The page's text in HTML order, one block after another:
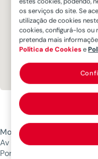
Morada
Av Ceuta, Edifício Ceuta I,
Portugal
os serviços do site. Se
utilização de cookies
cookies, configurá-los ou
pretenda mais
Política de Cookiese